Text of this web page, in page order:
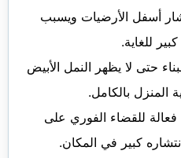
أسفل الأرضيات ويسبب
للغاية.
حتى لا يظهر النمل الأبيض
المنزل بالكامل.
للقضاء الفوري على
كبير في المكان.